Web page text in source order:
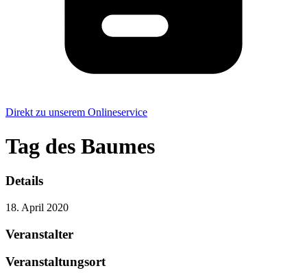
Direkt zu unserem Onlineservice
Tag des Baumes
Details
18. April 2020
Veranstalter
Veranstaltungsort